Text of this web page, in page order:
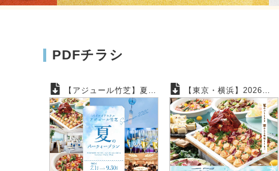
PDFチラシ
【アジュール竹芝】夏のパーティープラン 【東京・横浜】2026夏のパーティープラン